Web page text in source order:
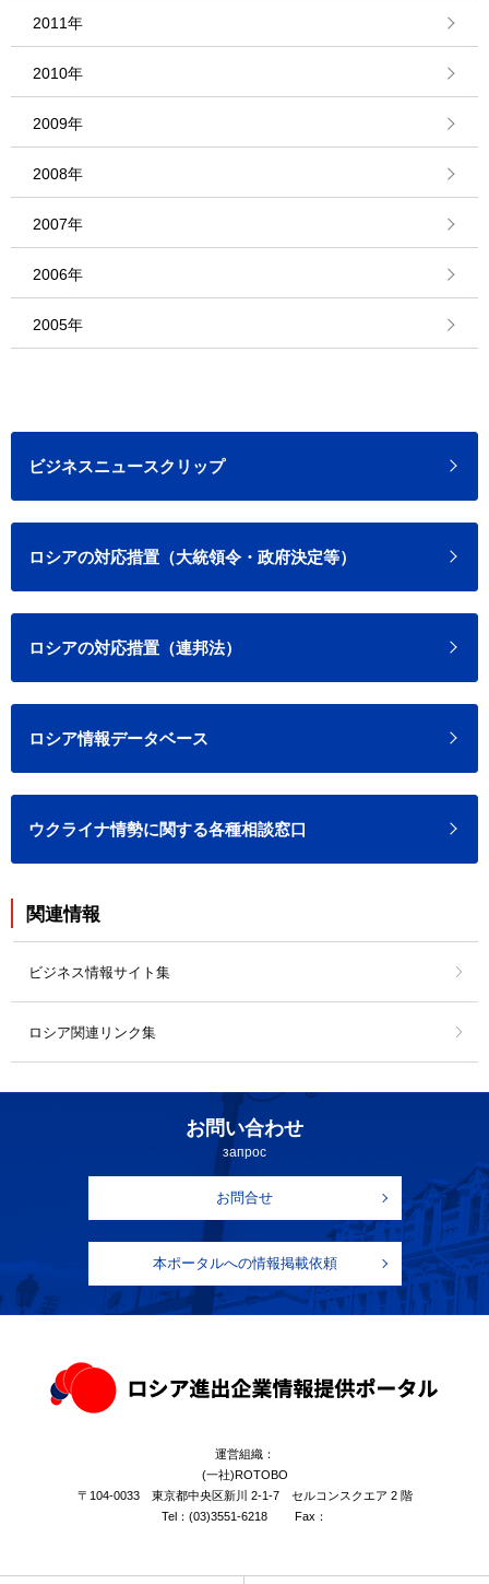
2011年
2010年
2009年
2008年
2007年
2006年
2005年
ビジネスニュースクリップ
ロシアの対応措置（大統領令・政府決定等）
ロシアの対応措置（連邦法）
ロシア情報データベース
ウクライナ情勢に関する各種相談窓口
関連情報
ビジネス情報サイト集
ロシア関連リンク集
お問い合わせ
запрос
お問合せ
本ポータルへの情報掲載依頼
運営組織：
(一社)ROTOBO
〒104-0033 東京都中央区新川 2-1-7 セルコンスクエア 2 階
Tel： (03)3551-6218 Fax：